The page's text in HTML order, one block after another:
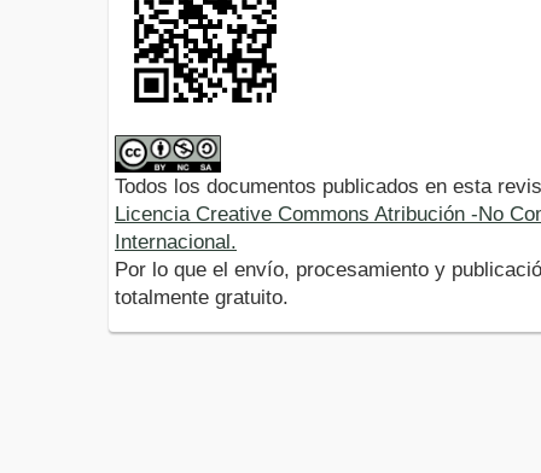
Todos los documentos publicados en esta
Licencia Creative Commons Atribución -No
Internacional.
Por lo que el envío, procesamiento y
totalmente gratuito.